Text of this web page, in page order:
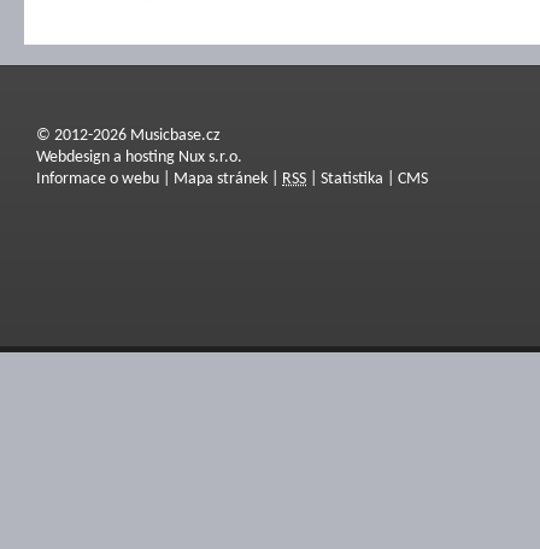
© 2012-2026 Musicbase.cz
Webdesign a hosting Nux s.r.o.
Informace o webu
Mapa stránek RSS Statistika CMS